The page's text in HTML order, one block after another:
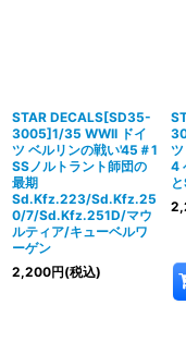
STAR DECALS[SD35-
3005]1/35 WWII ドイ
ツ ベルリンの戦い'45＃1
SSノルトラント師団の
最期
Sd.Kfz.223/Sd.Kfz.25
0/7/Sd.Kfz.251D/マウ
ルティア/キューベルワ
ーゲン
2,200円(税込)
4